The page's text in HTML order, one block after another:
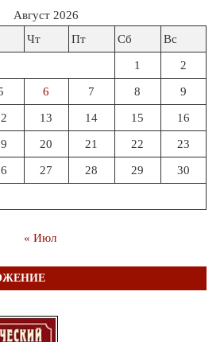
Август 2026
Чт Пт Сб Вс
1 2
6 7 8 9
13 14 15 16
20 21 22 23
27 28 29 30
« Июл